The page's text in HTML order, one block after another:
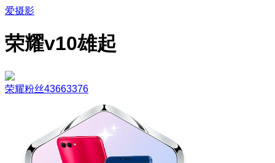
爱摄影
荣耀v10雄起
荣耀粉丝43663376